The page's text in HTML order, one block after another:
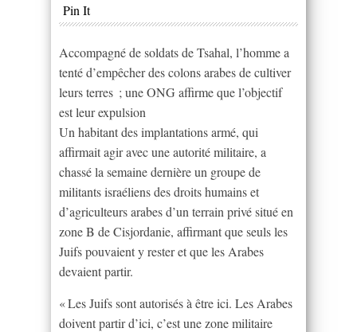
Pin It
Accompagné de soldats de Tsahal, l’homme a
tenté d’empêcher des colons arabes de cultiver
leurs terres ; une ONG affirme que l’objectif
est leur expulsion
Un habitant des implantations armé, qui
affirmait agir avec une autorité militaire, a
chassé la semaine dernière un groupe de
militants israéliens des droits humains et
d’agriculteurs arabes d’un terrain privé situé en
zone B de Cisjordanie, affirmant que seuls les
Juifs pouvaient y rester et que les Arabes
devaient partir.
« Les Juifs sont autorisés à être ici. Les Arabes
doivent partir d’ici, c’est une zone militaire